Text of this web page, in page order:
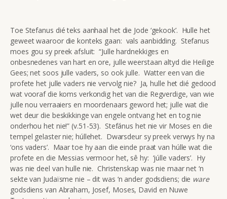
Toe Stefanus dié teks aanhaal het die Jode ‘gekook’. Hulle het
geweet waaroor die konteks gaan: vals aanbidding. Stefanus
moes gou sy preek afsluit: “Julle hardnekkiges en
onbesnedenes van hart en ore, julle weerstaan altyd die Heilige
Gees; net soos julle vaders, so ook julle. Watter een van die
profete het julle vaders nie vervolg nie? Ja, hulle het dié gedood
wat vooraf die koms verkondig het van die Regverdige, van wie
julle nou verraaiers en moordenaars geword het; julle wat die
wet deur die beskikkinge van engele ontvang het en tog nie
onderhou het nie!” (v.51-53). Stefánus het nie vir Moses en die
tempel gelaster nie; húllehet. Dwarsdeur sy preek verwys hy na
‘ons vaders’. Maar toe hy aan die einde praat van húlle wat die
profete en die Messias vermoor het, sê hy: ‘júlle vaders’. Hy
was nie deel van hulle nie. Christenskap was nie maar net ‘n
sekte van Judaïsme nie – dit was ‘n ander godsdiens; die ware
godsdiens van Abraham, Josef, Moses, David en Nuwe